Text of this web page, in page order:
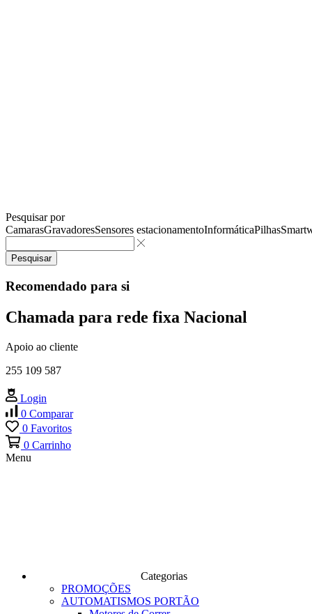
Pesquisar por
CamarasGravadoresSensores estacionamentoInformáticaPilhas
Pesquisar
Recomendado para si
Chamada para rede fixa Nacional
Apoio ao cliente
255 109 587
Login
0 Comparar
0 Favoritos
0 Carrinho
Menu
Categorias
PROMOÇÕES
AUTOMATISMOS PORTÃO